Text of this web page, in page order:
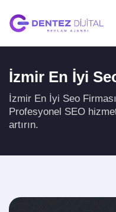
İzmir En İyi
İzmir En İyi Seo
Profesyonel SEO
artırın.